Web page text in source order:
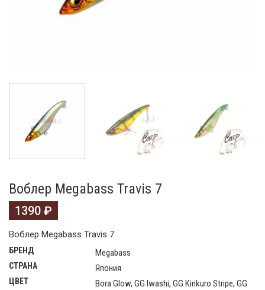
Воблер Megabass Travis 7
1390 ₽
Воблер Megabass Travis 7
БРЕНД Megabass
СТРАНА Япония
ЦВЕТ
Bora Glow, GG Iwashi, GG Kinkuro Stripe, GG